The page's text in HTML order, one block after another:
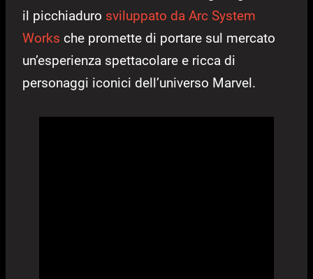
il picchiaduro sviluppato da Arc System
Works che promette di portare sul mercato
un’esperienza spettacolare e ricca di
personaggi iconici dell’universo Marvel.